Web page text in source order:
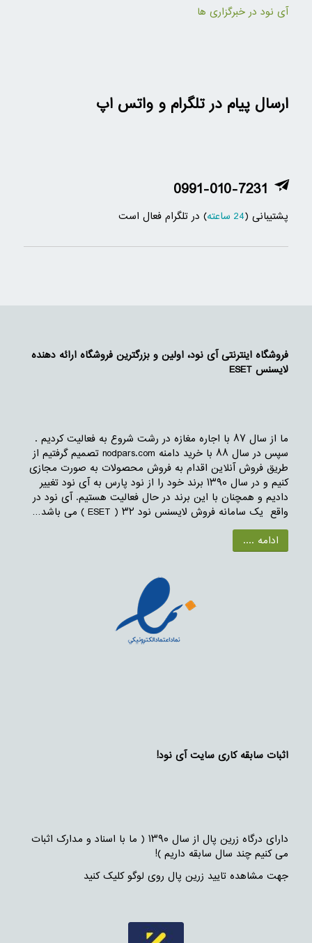
آی نود در خبرگزاری ها
ارسال پیام در تلگرام و واتس اپ
0991-010-7231
پشتیبانی (24 ساعته ) در تلگرام فعال است
فروشگاه اینترنتی آی نود، اولین و بزرگترین فروشگاه ارائه دهنده
لایسنس ESET
ما از سال ۸۷ با اجاره مغازه در رشت شروع به فعالیت کردیم .
سپس در سال ۸۸ با خرید دامنه nodpars.com تصمیم گرفتیم از
طریق فروش آنلاین اقدام به فروش محصولات به صورت مجازی
کنیم و در سال ۱۳۹۰ برند خود را از نود پارس به آی نود تغییر
دادیم و همچنان با این برند در حال فعالیت هستیم. آی نود در
واقع یک سامانه فروش لایسنس نود ۳۲ ( ESET ) می باشد…
ادامه ....
اثبات سابقه کاری سایت آی نود!
دارای درگاه زرین پال از سال ۱۳۹۰ ( ما با اسناد و مدارک اثبات
می کنیم چند سال سابقه داریم )!
جهت مشاهده تایید زرین پال روی لوگو کلیک کنید